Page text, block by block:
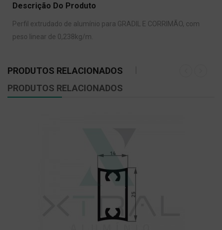
Descrição Do Produto
Perfil extrudado de alumínio para GRADIL E CORRIMÃO, com
peso linear de 0,238kg/m.
PRODUTOS RELACIONADOS
PRODUTOS RELACIONADOS